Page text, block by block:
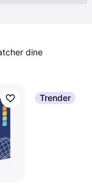
dine
Trender